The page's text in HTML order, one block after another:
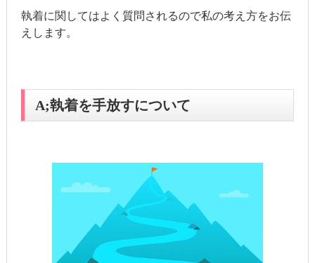
執着に関してはよく質問されるので私の考え方をお伝
えします。
A;執着を手放すについて